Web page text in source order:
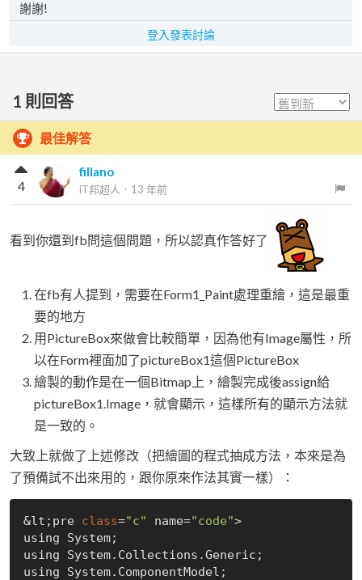
謝謝!
登入發表討論
1 則回答
最佳解答
fillano
iT邦超人 ． 13 年前
4
看到你還到fb問這個問題，所以認真作答好了
在fb有人提到，需要在Form1_Paint處理重繪，這是最重
要的地方
用PictureBox來做會比較簡單，因為他有Image屬性，所
以在Form裡面加了pictureBox1這個PictureBox
繪製的動作是在一個Bitmap上，繪製完成後assign給
pictureBox1.Image，就會顯示，這樣所有的顯示方法就
是一致的。
大致上就做了上述修改（把繪圖的程式抽成方法，本來是為
了預備試不出來用的，跟你原來作法其實一樣）：
&lt;pre class="c" name="code">
using System;
using System.Collections.Generic;
using System.ComponentModel;